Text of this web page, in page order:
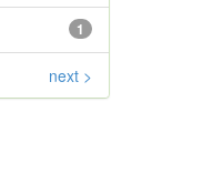
1
next >